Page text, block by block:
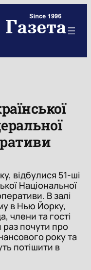
відбулися 51-ші
Національної
В залі
в Нью Йорку,
члени та гості
раз почути про
року та
потішити в